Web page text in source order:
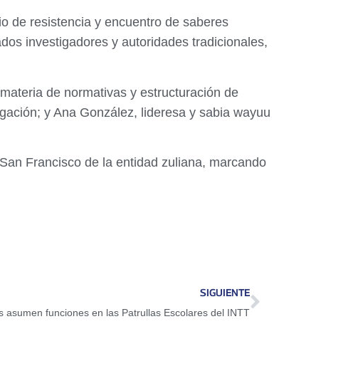
de resistencia y encuentro de saberes
investigadores y autoridades tradicionales,
de normativas y estructuración de
y Ana González, lideresa y sabia wayuu
Francisco de la entidad zuliana, marcando
SIGUIENTE
asumen funciones en las Patrullas Escolares del INTT